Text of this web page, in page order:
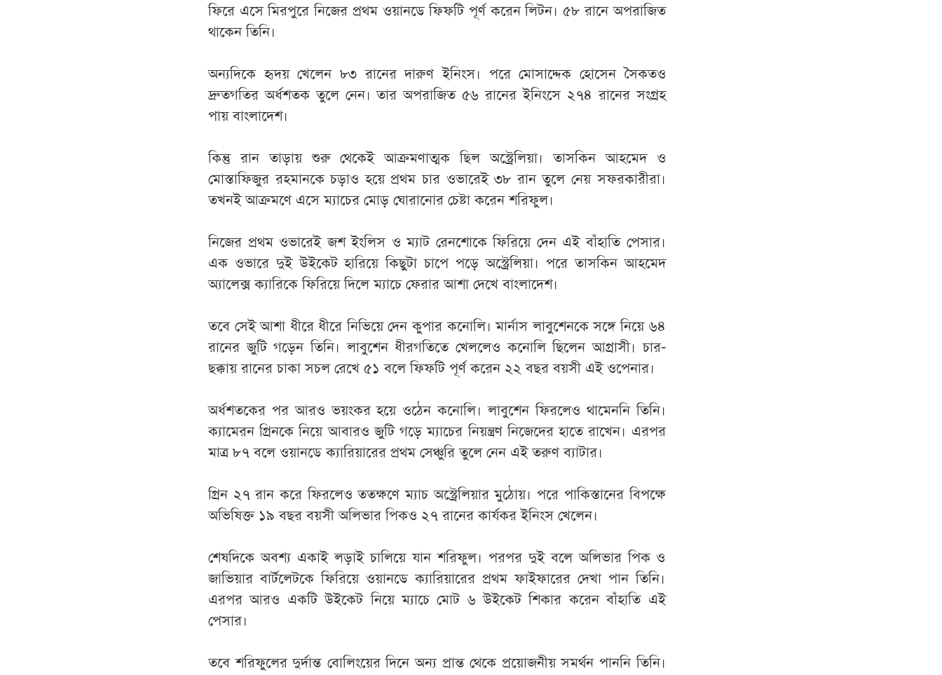
ফিরে এসে মিরপুরে নিজের প্রথম ওয়ানডে ফিফটি পূর্ণ করেন লিটন। ৫৮ রানে অপরাজিত
থাকেন তিনি।
অন্যদিকে হৃদয় খেলেন ৮৩ রানের দারুণ ইনিংস। পরে মোসাদ্দেক হোসেন সৈকতও
দ্রুতগতির অর্ধশতক তুলে নেন। তার অপরাজিত ৫৬ রানের ইনিংসে ২৭৪ রানের সংগ্রহ
পায় বাংলাদেশ।
কিন্তু রান তাড়ায় শুরু থেকেই আক্রমণাত্মক ছিল অস্ট্রেলিয়া। তাসকিন আহমেদ ও
মোস্তাফিজুর রহমানকে চড়াও হয়ে প্রথম চার ওভারেই ৩৮ রান তুলে নেয় সফরকারীরা।
তখনই আক্রমণে এসে ম্যাচের মোড় ঘোরানোর চেষ্টা করেন শরিফুল।
নিজের প্রথম ওভারেই জশ ইংলিস ও ম্যাট রেনশোকে ফিরিয়ে দেন এই বাঁহাতি পেসার।
এক ওভারে দুই উইকেট হারিয়ে কিছুটা চাপে পড়ে অস্ট্রেলিয়া। পরে তাসকিন আহমেদ
অ্যালেক্স ক্যারিকে ফিরিয়ে দিলে ম্যাচে ফেরার আশা দেখে বাংলাদেশ।
তবে সেই আশা ধীরে ধীরে নিভিয়ে দেন কুপার কনোলি। মার্নাস লাবুশেনকে সঙ্গে নিয়ে ৬৪
রানের জুটি গড়েন তিনি। লাবুশেন ধীরগতিতে খেললেও কনোলি ছিলেন আগ্রাসী। চার-
ছক্কায় রানের চাকা সচল রেখে ৫১ বলে ফিফটি পূর্ণ করেন ২২ বছর বয়সী এই ওপেনার।
অর্ধশতকের পর আরও ভয়ংকর হয়ে ওঠেন কনোলি। লাবুশেন ফিরলেও থামেননি তিনি।
ক্যামেরন গ্রিনকে নিয়ে আবারও জুটি গড়ে ম্যাচের নিয়ন্ত্রণ নিজেদের হাতে রাখেন। এরপর
মাত্র ৮৭ বলে ওয়ানডে ক্যারিয়ারের প্রথম সেঞ্চুরি তুলে নেন এই তরুণ ব্যাটার।
গ্রিন ২৭ রান করে ফিরলেও ততক্ষণে ম্যাচ অস্ট্রেলিয়ার মুঠোয়। পরে পাকিস্তানের বিপক্ষে
অভিষিক্ত ১৯ বছর বয়সী অলিভার পিকও ২৭ রানের কার্যকর ইনিংস খেলেন।
শেষদিকে অবশ্য একাই লড়াই চালিয়ে যান শরিফুল। পরপর দুই বলে অলিভার পিক ও
জাভিয়ার বার্টলেটকে ফিরিয়ে ওয়ানডে ক্যারিয়ারের প্রথম ফাইফারের দেখা পান তিনি।
এরপর আরও একটি উইকেট নিয়ে ম্যাচে মোট ৬ উইকেট শিকার করেন বাঁহাতি এই
পেসার।
তবে শরিফুলের দুর্দান্ত বোলিংয়ের দিনে অন্য প্রান্ত থেকে প্রয়োজনীয় সমর্থন পাননি তিনি।